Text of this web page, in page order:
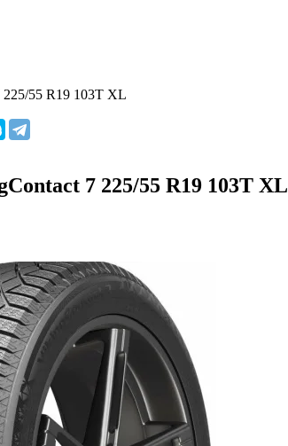
55 R19 103T XL
7 225/55 R19 103T XL